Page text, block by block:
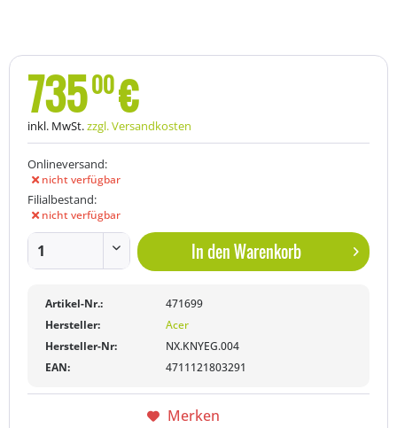
73500€
inkl. MwSt.zzgl. Versandkosten
Onlineversand:
nicht verfügbar
Filialbestand:
nicht verfügbar
In denWarenkorb
Artikel-Nr.:
471699
Hersteller:
Acer
Hersteller-Nr:
NX.KNYEG.004
EAN:
4711121803291
Merken